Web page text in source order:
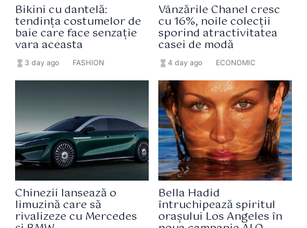
Bikini cu dantelă:
tendința costumelor de
baie care face senzație
vara aceasta
hourglass_full 3 day ago FASHION
Vânzările Chanel cresc
cu 16%, noile colecții
sporind atractivitatea
casei de modă
hourglass_full 4 day ago ECONOMIC
Chinezii lansează o
limuzină care să
rivalizeze cu Mercedes
Bella Hadid
întruchipează spiritul
orașului Los Angeles în